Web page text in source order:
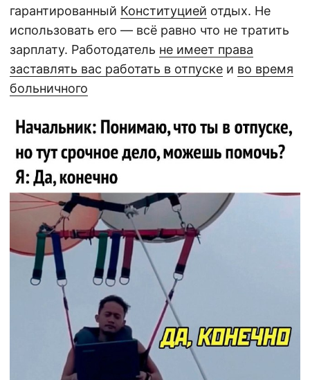
гарантированный Конституцией отдых. Не
использовать его — всё равно что не тратить
зарплату. Работодатель не имеет права
заставлять вас работать в отпуске и во время
больничного